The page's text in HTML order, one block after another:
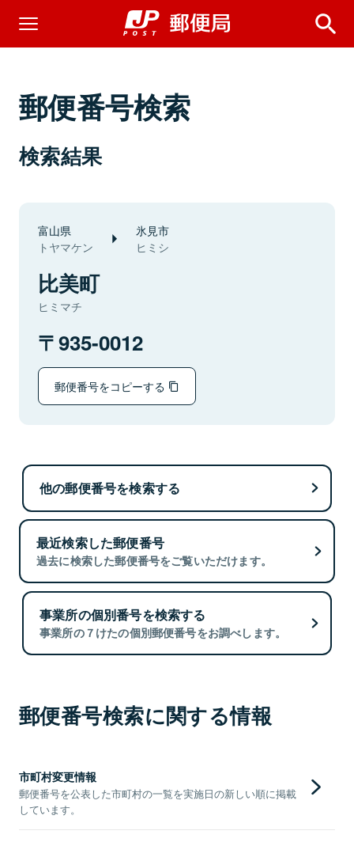
郵便番号検索
検索結果
富山県
トヤマケン
氷見市
ヒミシ
比美町
ヒミマチ
935-0012
郵便番号をコピーする
他の郵便番号を検索する
最近検索した郵便番号
過去に検索した郵便番号をご覧いただけます。
事業所の個別番号を検索する
事業所の７けたの個別郵便番号をお調べします。
郵便番号検索に関する情報
市町村変更情報
郵便番号を公表した市町村の一覧を実施日の新しい順に掲載
しています。